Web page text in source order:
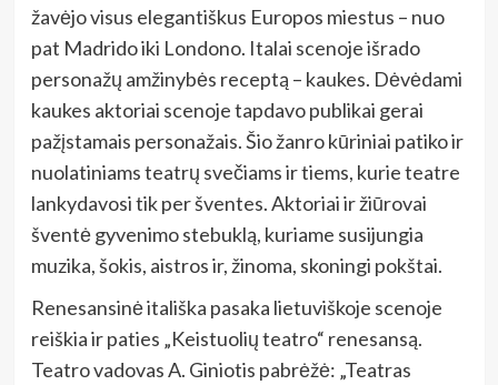
žavėjo visus elegantiškus Europos miestus – nuo
pat Madrido iki Londono. Italai scenoje išrado
personažų amžinybės receptą – kaukes. Dėvėdami
kaukes aktoriai scenoje tapdavo publikai gerai
pažįstamais personažais. Šio žanro kūriniai patiko ir
nuolatiniams teatrų svečiams ir tiems, kurie teatre
lankydavosi tik per šventes. Aktoriai ir žiūrovai
šventė gyvenimo stebuklą, kuriame susijungia
muzika, šokis, aistros ir, žinoma, skoningi pokštai.
Renesansinė itališka pasaka lietuviškoje scenoje
reiškia ir paties „Keistuolių teatro“ renesansą.
Teatro vadovas A. Giniotis pabrėžė: „Teatras